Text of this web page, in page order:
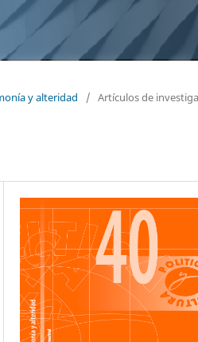
y alteridad / Artículos de